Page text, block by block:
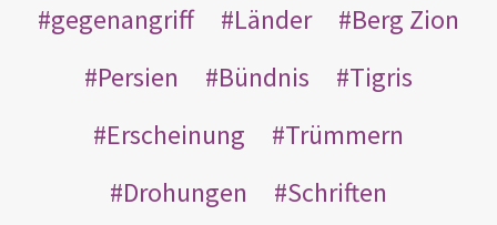
gegenangriff
Länder
Berg Zion
Persien
Bündnis
Tigris
Erscheinung
Trümmern
Drohungen
Schriften